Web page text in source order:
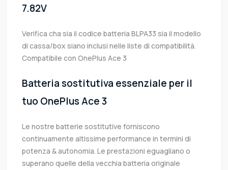
7.82V
Verifica cha sia il codice batteria BLPA33 sia il modello
di cassa/box siano inclusi nelle liste di compatibilità.
Compatibile con OnePlus Ace 3
Batteria sostitutiva essenziale per il
tuo OnePlus Ace 3
Le nostre batterie sostitutive forniscono
continuamente altissime performance in termini di
potenza & autonomia. Le prestazioni eguagliano o
superano quelle della vecchia batteria originale